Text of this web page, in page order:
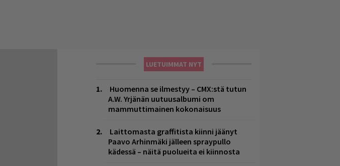
LUETUIMMAT NYT
Huomenna se ilmestyy – CMX:stä tutun
A.W. Yrjänän uutuusalbumi om
mammuttimainen kokonaisuus
Laittomasta graffitista kiinni jäänyt
Paavo Arhinmäki jälleen spraypullo
kädessä – näitä puolueita ei kiinnosta